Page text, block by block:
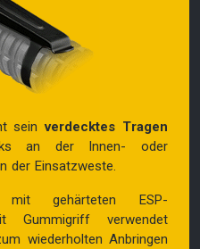
seinverdecktes Tragen
an der Innen- oder
der Einsatzweste.
gehärteten ESP-
Gummigriff verwendet
wiederholten Anbringen